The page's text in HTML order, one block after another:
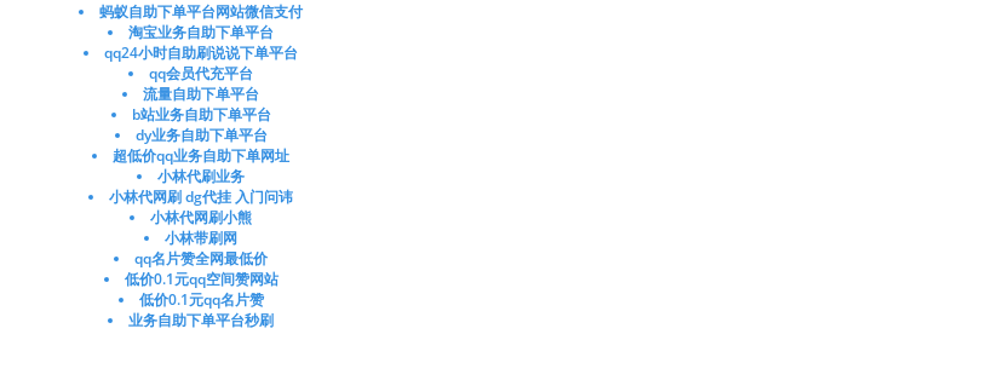
蚂蚁自助下单平台网站微信支付
淘宝业务自助下单平台
qq24小时自助刷说说下单平台
qq会员代充平台
流量自助下单平台
b站业务自助下单平台
dy业务自助下单平台
超低价qq业务自助下单网址
小林代刷业务
小林代网刷 dg代挂 入门问讳
小林代网刷小熊
小林带刷网
qq名片赞全网最低价
低价0.1元qq空间赞网站
低价0.1元qq名片赞
业务自助下单平台秒刷